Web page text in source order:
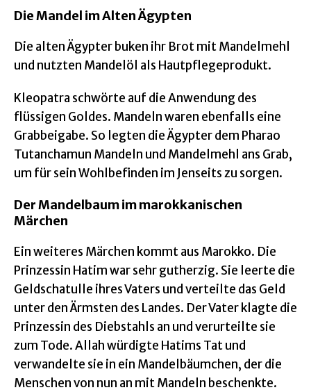
Die Mandel im Alten Ägypten
Die alten Ägypter buken ihr Brot mit Mandelmehl
und nutzten Mandelöl als Hautpflegeprodukt.
Kleopatra schwörte auf die Anwendung des
flüssigen Goldes. Mandeln waren ebenfalls eine
Grabbeigabe. So legten die Ägypter dem Pharao
Tutanchamun Mandeln und Mandelmehl ans Grab,
um für sein Wohlbefinden im Jenseits zu sorgen.
Der Mandelbaum im marokkanischen
Märchen
Ein weiteres Märchen kommt aus Marokko. Die
Prinzessin Hatim war sehr gutherzig. Sie leerte die
Geldschatulle ihres Vaters und verteilte das Geld
unter den Ärmsten des Landes. Der Vater klagte die
Prinzessin des Diebstahls an und verurteilte sie
zum Tode. Allah würdigte Hatims Tat und
verwandelte sie in ein Mandelbäumchen, der die
Menschen von nun an mit Mandeln beschenkte.